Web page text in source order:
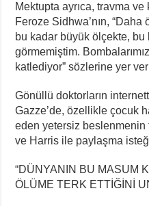
Mektupta ayrıca, travma ve
Feroze Sidhwa’nın,
bu kadar büyük ölçekte,
görmemiştim.
katlediyor” sözlerine yer
Gönüllü doktorların
Gazze’de, özellikle çocuk
eden yetersiz beslenmenin
ve Harris ile paylaşma
“DÜNYANIN BU MASUM
ÖLÜME TERK ETTİĞİNİ